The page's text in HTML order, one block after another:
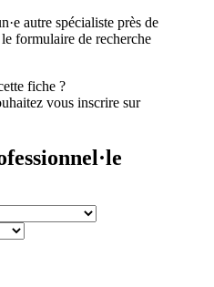
autre spécialiste près de
formulaire de recherche
fiche ?
vous inscrire sur